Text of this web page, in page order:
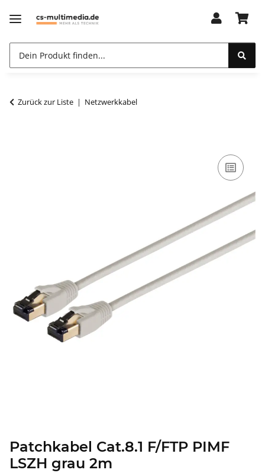
Zurück zur Liste Netzwerkkabel
Patchkabel Cat.8.1 F/FTP PIMF
LSZH grau 2m